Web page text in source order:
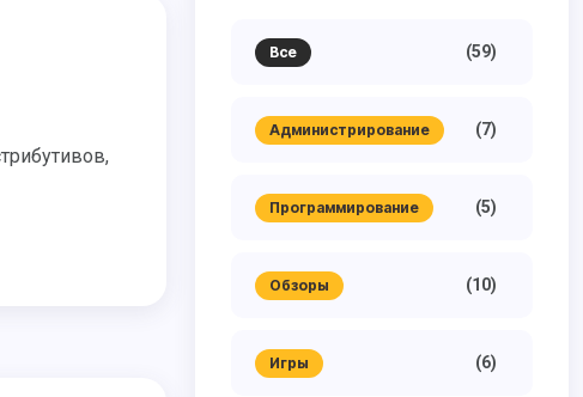
Все (59)
Администрирование (7)
Программирование (5)
Обзоры (10)
Игры (6)